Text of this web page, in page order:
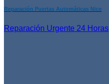
Reparación Puertas Automáticas Nice
Reparación Urgente 24 Horas